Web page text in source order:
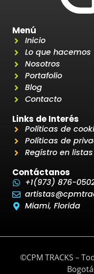
Menú
Inicio
Lo que hacemos
Nosotros
Portafolio
Blog
Contacto
Links de Interés
Políticas de
Políticas de
Regístro en
Contáctanos
+1(973) 876-
Miami, Florida
©CPM TRACKS –